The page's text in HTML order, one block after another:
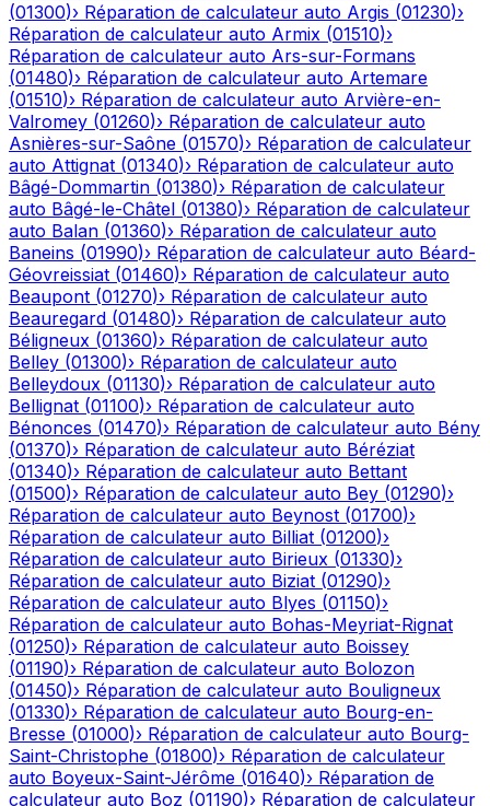
(01300)› Réparation de calculateur auto Argis (01230)›
Réparation de calculateur auto Armix (01510)›
Réparation de calculateur auto Ars-sur-Formans
(01480)› Réparation de calculateur auto Artemare
(01510)› Réparation de calculateur auto Arvière-en-
Valromey (01260)› Réparation de calculateur auto
Asnières-sur-Saône (01570)› Réparation de calculateur
auto Attignat (01340)› Réparation de calculateur auto
Bâgé-Dommartin (01380)› Réparation de calculateur
auto Bâgé-le-Châtel (01380)› Réparation de calculateur
auto Balan (01360)› Réparation de calculateur auto
Baneins (01990)› Réparation de calculateur auto Béard-
Géovreissiat (01460)› Réparation de calculateur auto
Beaupont (01270)› Réparation de calculateur auto
Beauregard (01480)› Réparation de calculateur auto
Béligneux (01360)› Réparation de calculateur auto
Belley (01300)› Réparation de calculateur auto
Belleydoux (01130)› Réparation de calculateur auto
Bellignat (01100)› Réparation de calculateur auto
Bénonces (01470)› Réparation de calculateur auto Bény
(01370)› Réparation de calculateur auto Béréziat
(01340)› Réparation de calculateur auto Bettant
(01500)› Réparation de calculateur auto Bey (01290)›
Réparation de calculateur auto Beynost (01700)›
Réparation de calculateur auto Billiat (01200)›
Réparation de calculateur auto Birieux (01330)›
Réparation de calculateur auto Biziat (01290)›
Réparation de calculateur auto Blyes (01150)›
Réparation de calculateur auto Bohas-Meyriat-Rignat
(01250)› Réparation de calculateur auto Boissey
(01190)› Réparation de calculateur auto Bolozon
(01450)› Réparation de calculateur auto Bouligneux
(01330)› Réparation de calculateur auto Bourg-en-
Bresse (01000)› Réparation de calculateur auto Bourg-
Saint-Christophe (01800)› Réparation de calculateur
auto Boyeux-Saint-Jérôme (01640)› Réparation de
calculateur auto Boz (01190)› Réparation de calculateur